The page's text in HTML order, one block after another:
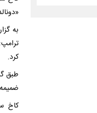
به
کرد.
طبق
کاخ